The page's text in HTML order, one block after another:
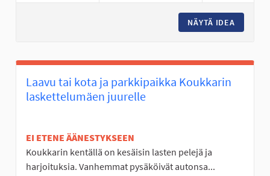
NÄYTÄ IDEA
Laavu tai kota ja parkkipaikka Koukkarin
laskettelumäen juurelle
EI ETENE ÄÄNESTYKSEEN
Koukkarin kentällä on kesäisin lasten pelejä ja
harjoituksia. Vanhemmat pysäköivät autonsa...